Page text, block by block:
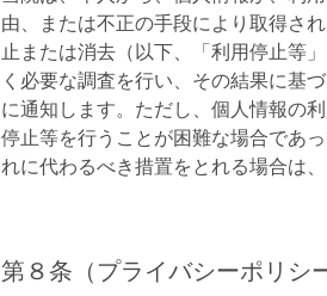
由、または不正の手段により取得さ
止または消去（以下、「利用停止等
く必要な調査を行い、その結果に基
に通知します。ただし、個人情報の
停止等を行うことが困難な場合であ
れに代わるべき措置をとれる場合は
第８条（プライバシーポリシ